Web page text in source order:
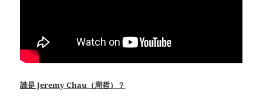
誰是 Jeremy Chau（周哲）？